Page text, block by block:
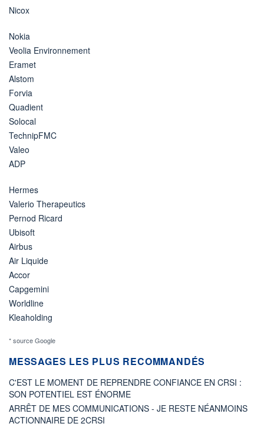
Nicox
Nokia
Veolia Environnement
Eramet
Alstom
Forvia
Quadient
Solocal
TechnipFMC
Valeo
ADP
Hermes
Valerio Therapeutics
Pernod Ricard
Ubisoft
Airbus
Air Liquide
Accor
Capgemini
Worldline
Kleaholding
* source Google
MESSAGES LES PLUS RECOMMANDÉS
C'EST LE MOMENT DE REPRENDRE CONFIANCE EN CRSI :
SON POTENTIEL EST ÉNORME
ARRÊT DE MES COMMUNICATIONS - JE RESTE NÉANMOINS
ACTIONNAIRE DE 2CRSI